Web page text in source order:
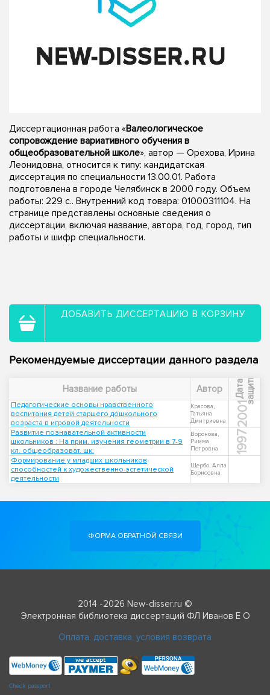
Диссертационная работа «Валеологическое
сопровождение вариативного обучения в
общеобразовательной школе», автор — Орехова, Ирина
Леонидовна, относится к типу: кандидатская
диссертация по специальности 13.00.01. Работа
подготовлена в городе Челябинск в 2000 году. Объем
работы: 229 с.. Внутренний код товара: 01000311104. На
странице представлены основные сведения о
диссертации, включая название, автора, год, город, тип
работы и шифр специальности.
ДОБАВИТЬ ДИССЕРТАЦИЮ В КОРЗИНУ
Рекомендуемые диссертации данного раздела
Название работы Автор Д
а
т
а
з
а
щ
и
т ы
Педагогические основы нравственного
воспитания детей старшего дошкольного
возраста в игровой деятельности
Красова,
Татьяна
Дмитриевна
2001
Развитие познавательной активности
школьников : На прим. изучения геометрии в 7-9
кл. общеобразоват. шк.
Воронова,
Римма
Петровна
1997
Формирование у младших школьников
способностей к художественно-эстетической
деятельности
Щербо, Алла
Борисовна
ФОРМА ОБРАТНОЙ СВЯЗИ
2014 -2026 New-disser.ru ©
Электронная библиотека диссертаций ФЛ Иванов Е О
Оплата, доставка, условия возврата
Check passport